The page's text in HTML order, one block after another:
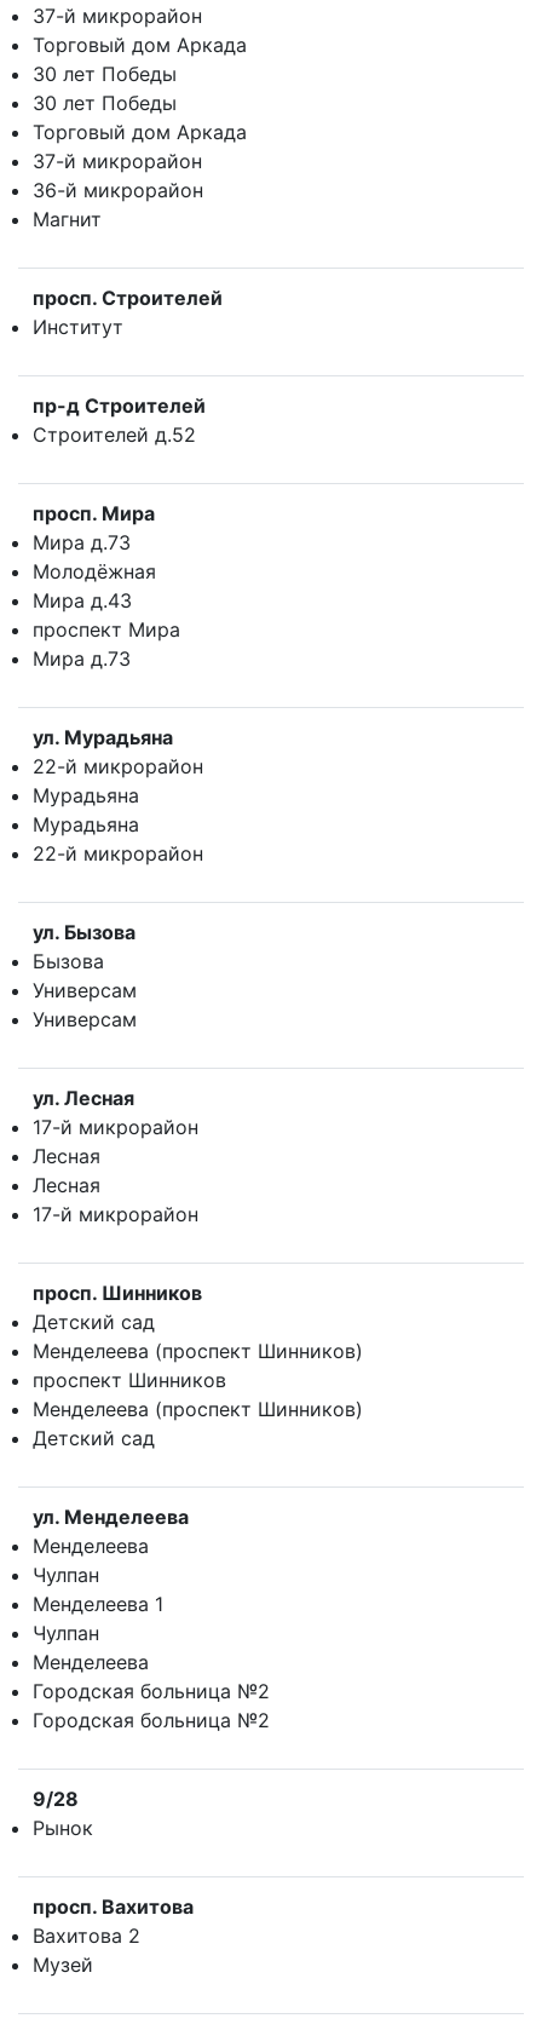
37-й микрорайон
Торговый дом Аркада
30 лет Победы
30 лет Победы
Торговый дом Аркада
37-й микрорайон
36-й микрорайон
Магнит
просп. Строителей
Институт
пр-д Строителей
Строителей д.52
просп. Мира
Мира д.73
Молодёжная
Мира д.43
проспект Мира
Мира д.73
ул. Мурадьяна
22-й микрорайон
Мурадьяна
Мурадьяна
22-й микрорайон
ул. Бызова
Бызова
Универсам
Универсам
ул. Лесная
17-й микрорайон
Лесная
Лесная
17-й микрорайон
просп. Шинников
Детский сад
Менделеева (проспект Шинников)
проспект Шинников
Менделеева (проспект Шинников)
Детский сад
ул. Менделеева
Менделеева
Чулпан
Менделеева 1
Чулпан
Менделеева
Городская больница №2
Городская больница №2
9/28
Рынок
просп. Вахитова
Вахитова 2
Музей